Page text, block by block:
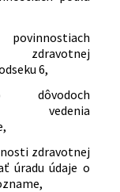
a doplnení
znení neskorších
menia a
a dopĺňa zákon
v
a doplnení
znení neskorších
zdravotnej
6,
dôvodoch
vedenia
zdravotnej
úradu údaje o